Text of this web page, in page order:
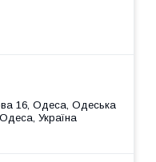
16, Одеса, Одеська
Україна